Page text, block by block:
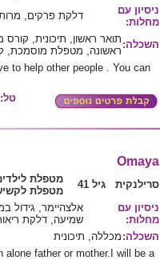
ניסיון עם
מחלות:
דלקת פרקים,
השכלה: תואר ראשון, תיכונית,
ראשונה, מטפלת מוסמכת,
to help other people . You can
טל:
Omaya
סרילנקית גיל 41
מטפלת
מטפלת
ניסיון עם
מחלות:
אלצהיימר, גידול
שמיעה, דלקת
השכלה: מכללה, תיכונית
father or mother.I will be a